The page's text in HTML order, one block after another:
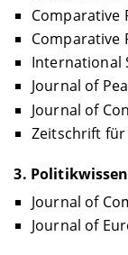
Comparative
Comparative
International
Journal of
Journal of
Zeitschrift
3.
Journal of
Journal of